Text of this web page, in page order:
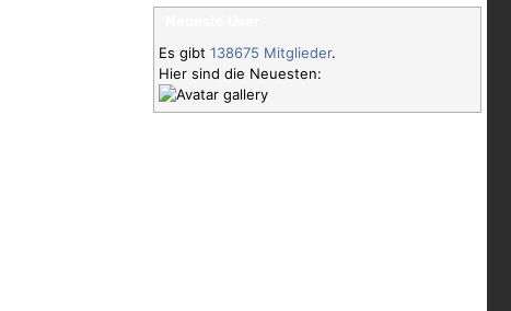
Es gibt 138675 Mitglieder.
Hier sind die Neuesten: